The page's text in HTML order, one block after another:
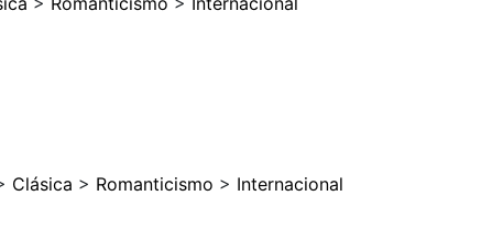
Clásica > Romanticismo > Internacional